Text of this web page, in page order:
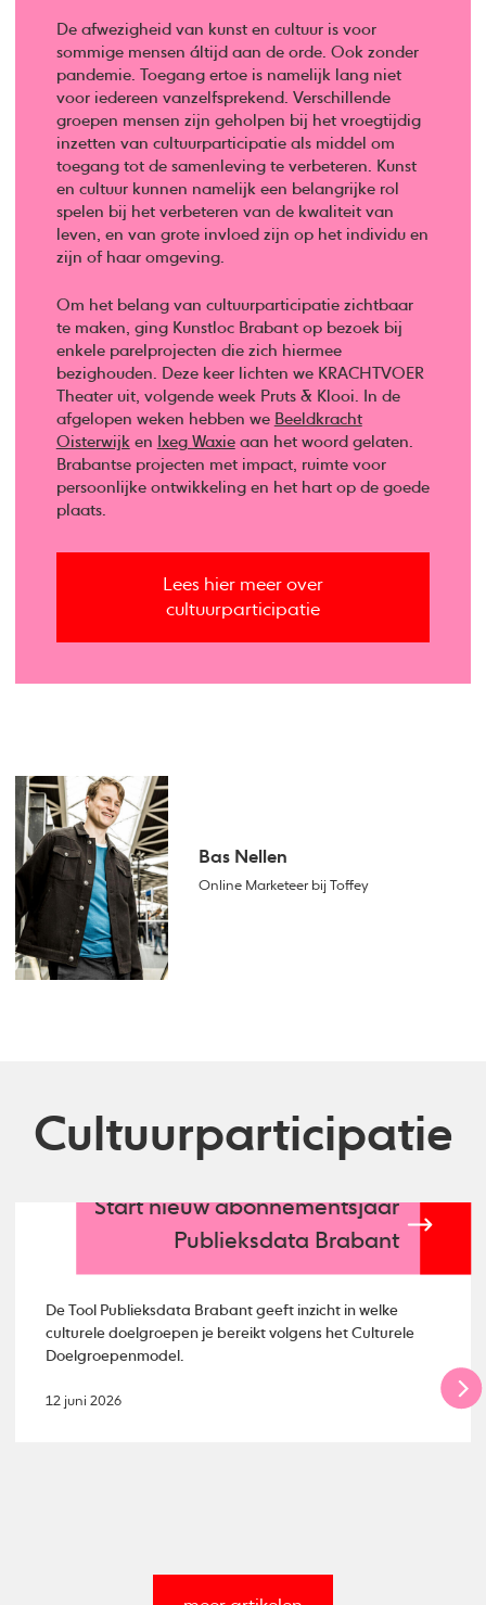
De afwezigheid van kunst en cultuur is voor
sommige mensen áltijd aan de orde. Ook zonder
pandemie. Toegang ertoe is namelijk lang niet
voor iedereen vanzelfsprekend. Verschillende
groepen mensen zijn geholpen bij het vroegtijdig
inzetten van cultuurparticipatie als middel om
toegang tot de samenleving te verbeteren. Kunst
en cultuur kunnen namelijk een belangrijke rol
spelen bij het verbeteren van de kwaliteit van
leven, en van grote invloed zijn op het individu en
zijn of haar omgeving.
Om het belang van cultuurparticipatie zichtbaar
te maken, ging Kunstloc Brabant op bezoek bij
enkele parelprojecten die zich hiermee
bezighouden. Deze keer lichten we KRACHTVOER
Theater uit, volgende week Pruts & Klooi. In de
afgelopen weken hebben we Beeldkracht
Oisterwijk en Ixeg Waxieaan het woord gelaten.
Brabantse projecten met impact, ruimte voor
persoonlijke ontwikkeling en het hart op de goede
plaats.
Lees hier meer over
cultuurparticipatie
Bas Nellen
Online Marketeer bij Toffey
Cultuurparticipatie
Start nieuw abonnementsjaar
Publieksdata Brabant
De Tool Publieksdata Brabant geeft inzicht in welke
culturele doelgroepen je bereikt volgens het Culturele
Doelgroepenmodel.
12 juni 2026